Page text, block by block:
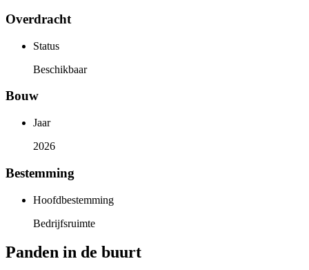
Overdracht
Status
Beschikbaar
Bouw
Jaar
2026
Bestemming
Hoofdbestemming
Bedrijfsruimte
Panden in de buurt